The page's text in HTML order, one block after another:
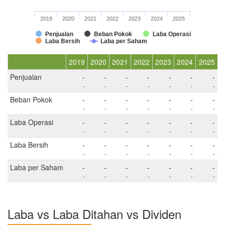
Penjualan Beban Pokok
Laba Operasi
Laba Bersih
Laba per Saham
2019 2020 2021 2022 2023 2024 2025
2019 2020 2021 2022 2023 2024 2025
Penjualan
-
-
-
-
-
-
-
-
-
-
-
-
-
-
Beban Pokok -
-
-
-
-
-
-
-
-
-
-
-
-
-
Laba Operasi -
-
-
-
-
-
-
-
-
-
-
-
-
-
Laba Bersih -
-
-
-
-
-
-
-
-
-
-
-
-
-
Laba per Saham -
-
-
-
-
-
-
-
-
-
-
-
-
-
Laba vs Laba Ditahan vs Dividen